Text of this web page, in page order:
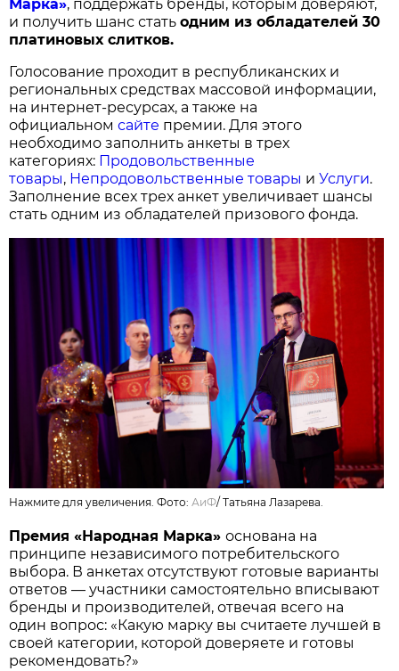
Марка», поддержать бренды, которым доверяют,
и получить шанс статьодним из обладателей 30
платиновых слитков.
Голосование проходит в республиканских и
региональных средствах массовой информации,
на интернет-ресурсах, а также на
официальномсайте премии. Для этого
необходимо заполнить анкеты в трех
категориях: Продовольственные
товары, Непродовольственные товары иУслуги.
Заполнение всех трех анкет увеличивает шансы
стать одним из обладателей призового фонда.
Нажмите для увеличения. Фото:АиФ/Татьяна Лазарева.
Премия «Народная Марка»основана на
принципе независимого потребительского
выбора. В анкетах отсутствуют готовые варианты
ответов — участники самостоятельно вписывают
бренды и производителей, отвечая всего на
один вопрос: «Какую марку вы считаете лучшей в
своей категории, которой доверяете и готовы
рекомендовать?»